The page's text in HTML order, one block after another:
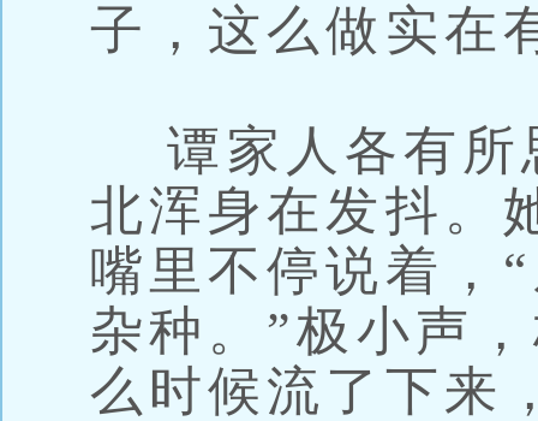
子，这么做实在
谭家人各有所
北浑身在发抖。
嘴里不停说着，
杂种。”极小声
么时候流了下来